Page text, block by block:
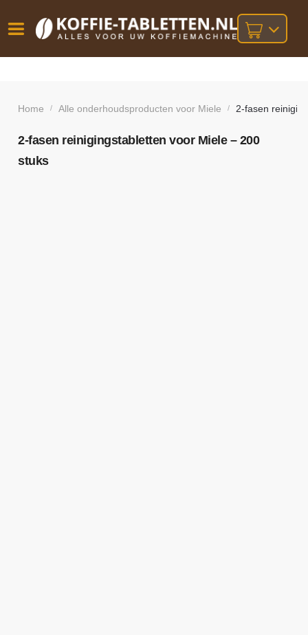
volgende
boven
Home / Alle onderhoudsproducten voor Miele / 2-fasen
2-fasen reinigingstabletten voor Miele – 200
stuks